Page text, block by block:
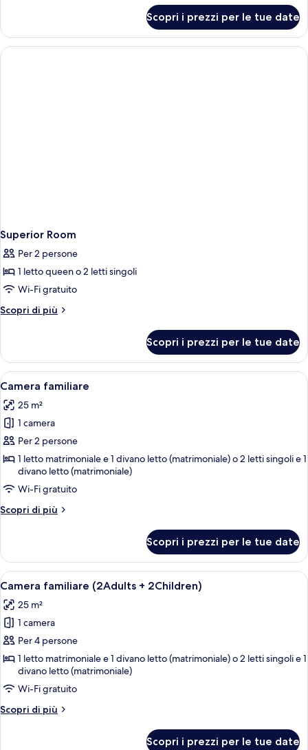
Superior
Scopri i prezzi per le tue date
Superior Room
Per 2 persone
1 letto queen o 2 letti singoli
Wi-Fi gratuito
Scopri di più
Altri
Room
Scopri i prezzi per le tue date
Apri
tutte
le
foto
per
Camera
familiare
Una camera d'albergo moderna
17
Camera familiare
25 m²
1 camera
Per 2 persone
1 letto matrimoniale e 1 divano letto (matrimoniale) o 2 letti singoli e 1
divano letto (matrimoniale)
Wi-Fi gratuito
Scopri di più
Altri
familiare
Scopri i prezzi per le tue date
Apri
tutte
le
foto
per
Camera
familiare
(2Adults
+
2Children)
Una camera d'albergo moderna
17
Camera familiare (2Adults + 2Children)
25 m²
1 camera
Per 4 persone
1 letto matrimoniale e 1 divano letto (matrimoniale) o 2 letti singoli e 1
divano letto (matrimoniale)
Wi-Fi gratuito
Scopri di più
Altri
Scopri i prezzi per le tue date